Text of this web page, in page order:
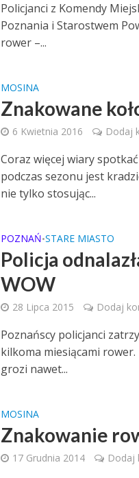
Policjanci z Komendy
Poznania i Starostwem
rower –...
MOSINA
Znakowane
6 Kwietnia 2016 Dodaj
Coraz więcej wiary
podczas sezonu jest
nie tylko stosując...
POZNAŃ•STARE MIASTO
Policja
WOW
28 Lipca 2015 Dodaj
Poznańscy policjanci
kilkoma miesiącami rower.
grozi nawet...
MOSINA
Znakowanie
17 Grudnia 2014 Dodaj